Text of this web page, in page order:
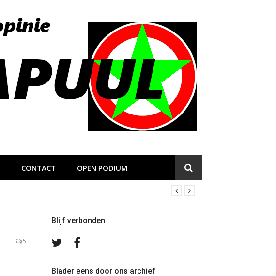
CONTACT OPEN PODIUM
5
Blijf verbonden
Volg
TwitterFacebook
Blader eens door ons archief